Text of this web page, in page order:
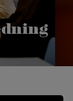
Våra
hjälpa